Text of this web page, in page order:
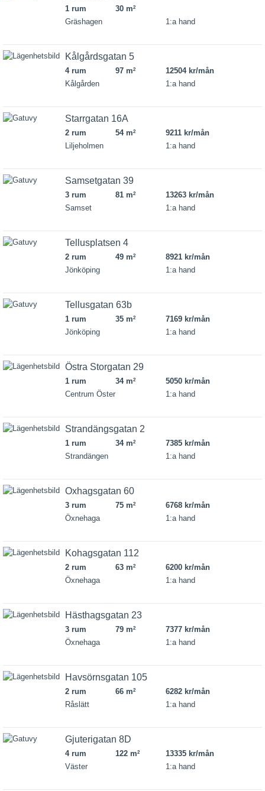
1 rum 30 m2
Gräshagen 1:a hand
Kålgårdsgatan 5
4 rum 97 m2
12504 kr/mån
Kålgården
1:a hand
Starrgatan 16A
2 rum 54 m2
9211 kr/mån
Liljeholmen
1:a hand
Samsetgatan 39
3 rum 81 m2
13263 kr/mån
Samset
1:a hand
Tellusplatsen 4
2 rum 49 m2
8921 kr/mån
Jönköping
1:a hand
Tellusgatan 63b
1 rum 35 m2
7169 kr/mån
Jönköping
1:a hand
Östra Storgatan 29
1 rum 34 m2
5050 kr/mån
Centrum Öster
1:a hand
Strandängsgatan 2
1 rum 34 m2
7385 kr/mån
Strandängen
1:a hand
Oxhagsgatan 60
3 rum 75 m2
6768 kr/mån
Öxnehaga
1:a hand
Kohagsgatan 112
2 rum 63 m2
6200 kr/mån
Öxnehaga
1:a hand
Hästhagsgatan 23
3 rum 79 m2
7377 kr/mån
Öxnehaga
1:a hand
Havsörnsgatan 105
2 rum 66 m2
6282 kr/mån
Råslätt
1:a hand
Gjuterigatan 8D
4 rum 122 m2
13335 kr/mån
Väster
1:a hand